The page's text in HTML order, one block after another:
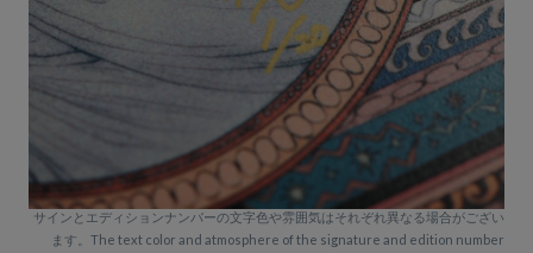
サインとエディションナンバーの文字色や雰囲気はそれぞれ異なる場合がござい
ます。The text color and atmosphere of the signature and edition number